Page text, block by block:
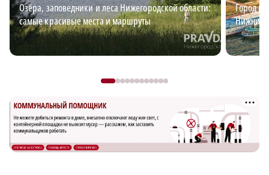
Озёра, заповедники и леса Нижегородской области:
самые красивые места и маршруты
Город
Нижний?